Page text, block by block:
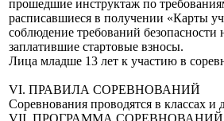
прошедшие инструктаж по
расписавшиеся в получении «Карты
соблюдение требований
заплатившие стартовые взносы.
Лица младше 13 лет к участию в
VI. ПРАВИЛА СОРЕВНОВАНИЙ
Соревнования проводятся в классах
VII. ПРОГРАММА СОРЕВНОВАНИЙ